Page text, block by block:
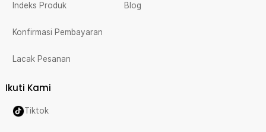
Indeks Produk
Konfirmasi Pembayaran
Lacak Pesanan
Blog
Ikuti Kami
Tiktok